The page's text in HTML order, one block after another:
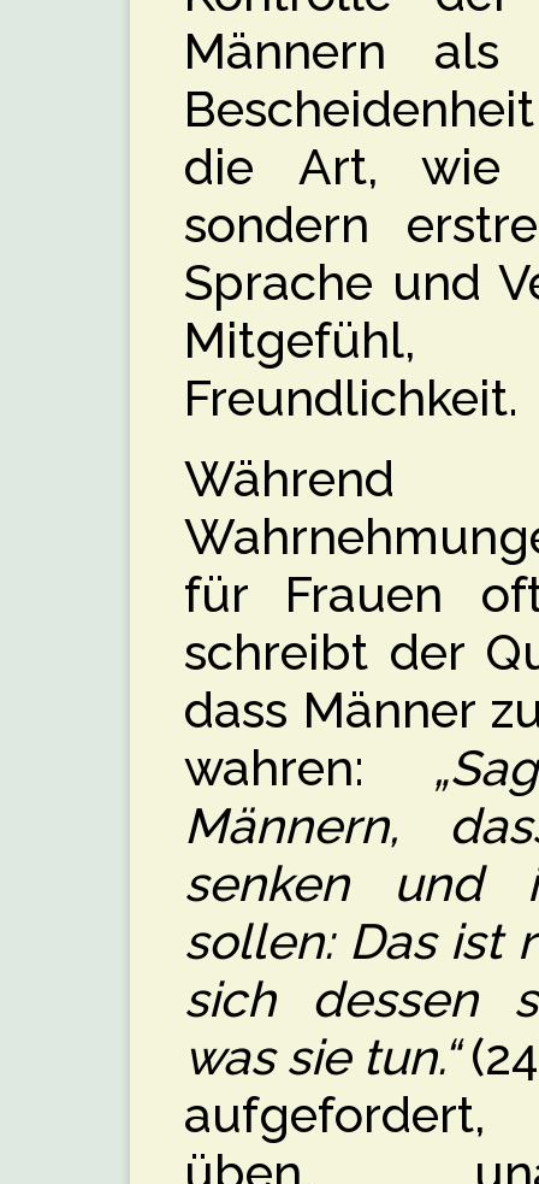
Männern
die Art, wie
sondern
Sprache und
Freundlichkeit.
Während
für Frauen
schreibt der
dass Männer
wahren:
Männern,
senken und
sollen: Das ist
sich dessen
was sie tun.“
aufgefordert,